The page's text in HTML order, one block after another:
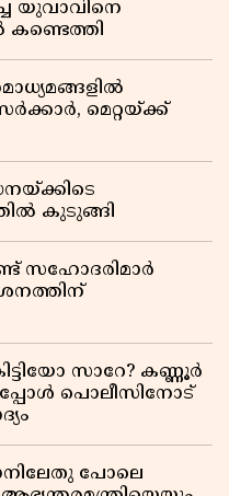
യുവാവിനെ
കണ്ടെത്തി
മെറ്റയ്ക്ക്
കുടുങ്ങി
സഹോദരിമാർ
സാറേ? കണ്ണൂർ
പൊലീസിനോട്
പോലെ